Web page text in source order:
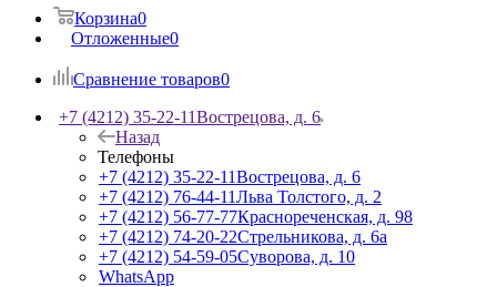
Корзина0
Отложенные0
Сравнение товаров0
+7 (4212) 35-22-11Вострецова, д. 6
Назад
Телефоны
+7 (4212) 35-22-11Вострецова, д. 6
+7 (4212) 76-44-11Льва Толстого, д. 2
+7 (4212) 56-77-77Краснореченская, д. 98
+7 (4212) 74-20-22Стрельникова, д. 6а
+7 (4212) 54-59-05Суворова, д. 10
WhatsApp